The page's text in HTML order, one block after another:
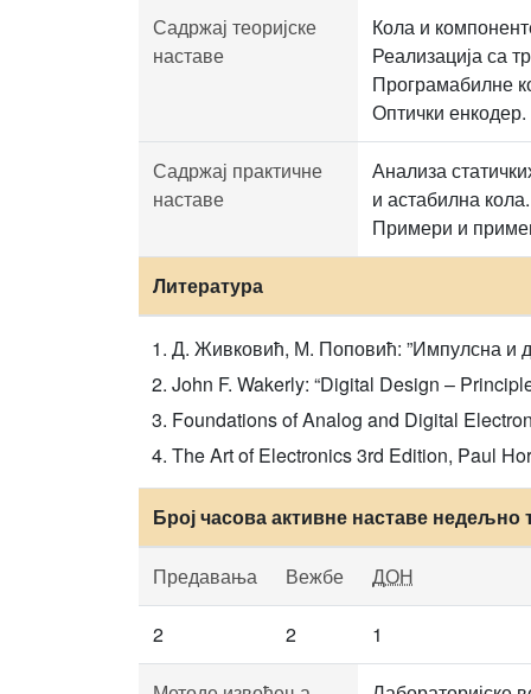
Садржај теоријске
наставе
Кола и
Реализација са
Програмабилне
Оптички
Садржај практичне
наставе
Анализа
и астабилна
Примери и
Литература
Д. Живковић, М. Поповић: ”Импулсна и
John F. Wakerly: “Digital Design –
Foundations of Analog and Digital
The Art of Electronics 3rd Edition, Paul
Број часова активне наставе
Предавања Вежбе ДОН
2 2 1